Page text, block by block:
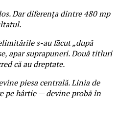
Dar diferența dintre 480 mp
s-au făcut „după
apar suprapuneri. Două titluri
că au dreptate.
piesa centrală. Linia de
pe hârtie — devine probă în